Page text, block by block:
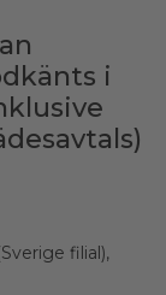
i
filial),